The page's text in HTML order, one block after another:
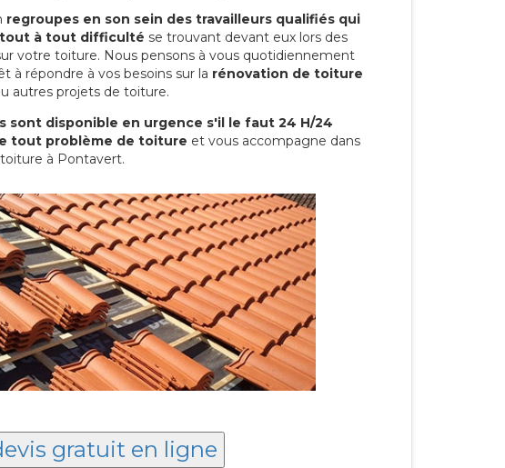
regroupes en son sein des travailleurs qualifiés qui
à tout difficulté se trouvant devant eux lors des
votre toiture. Nous pensons à vous quotidiennement
à répondre à vos besoins sur la rénovation de toiture
autres projets de toiture.
sont disponible en urgence s'il le faut 24 H/24
tout problème de toiture et vous accompagne dans
à Pontavert.
gratuit en ligne